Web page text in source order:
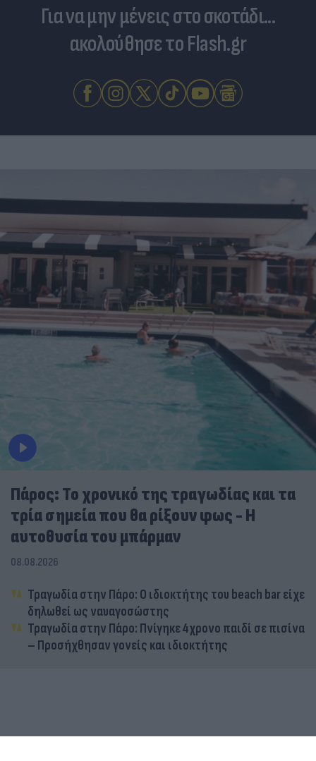
Για να μην μένεις στο σκοτάδι...
ακολούθησε το Flash.gr
Πάρος: Το χρονικό της τραγωδίας και τα
τρία σημεία που θα ρίξουν φως - Η
αυτοθυσία του μπάρμαν
08.08.2026
Τραγωδία στην Πάρο: Ο ιδιοκτήτης του beach bar είχε
δηλωθεί ως ναυαγοσώστης
Τραγωδία στην Πάρο: Πνίγηκε 4χρονο παιδί σε πισίνα
– Προσήχθησαν γονείς και ιδιοκτήτης